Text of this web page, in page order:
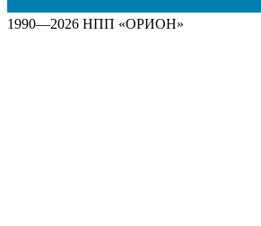
1990—2026 НПП «ОРИОН»